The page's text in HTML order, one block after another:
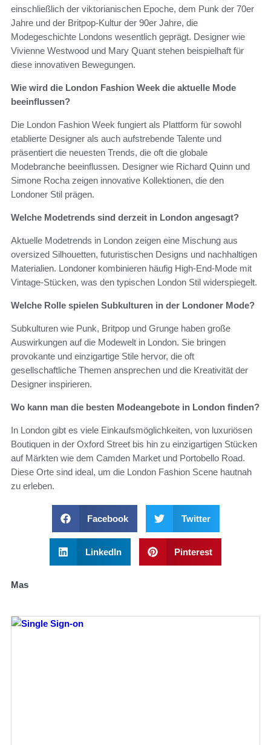
einschließlich der viktorianischen Epoche, dem Punk der 70er
Jahre und der Britpop-Kultur der 90er Jahre, die
Modegeschichte Londons wesentlich geprägt. Designer wie
Vivienne Westwood und Mary Quant stehen beispielhaft für
diese innovativen Bewegungen.
Wie wird die London Fashion Week die aktuelle Mode
beeinflussen?
Die London Fashion Week fungiert als Plattform für sowohl
etablierte Designer als auch aufstrebende Talente und
präsentiert die neuesten Trends, die oft die globale
Modebranche beeinflussen. Designer wie Richard Quinn und
Simone Rocha zeigen innovative Kollektionen, die den
Londoner Stil prägen.
Welche Modetrends sind derzeit in London angesagt?
Aktuelle Modetrends in London zeigen eine Mischung aus
oversized Silhouetten, futuristischen Designs und nachhaltigen
Materialien. Londoner kombinieren häufig High-End-Mode mit
Vintage-Stücken, was den typischen London Stil widerspiegelt.
Welche Rolle spielen Subkulturen in der Londoner Mode?
Subkulturen wie Punk, Britpop und Grunge haben große
Auswirkungen auf die Modewelt in London. Sie bringen
provokante und einzigartige Stile hervor, die oft
gesellschaftliche Themen ansprechen und die Kreativität der
Designer inspirieren.
Wo kann man die besten Modeangebote in London finden?
In London gibt es viele Einkaufsmöglichkeiten, von luxuriösen
Boutiquen in der Oxford Street bis hin zu einzigartigen Stücken
auf Märkten wie dem Camden Market und Portobello Road.
Diese Orte sind ideal, um die London Fashion Scene hautnah
zu erleben.
Facebook Twitter
LinkedIn Pinterest
Mas